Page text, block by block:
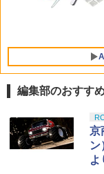
1
1
編集部のおすす
京
ン
よ